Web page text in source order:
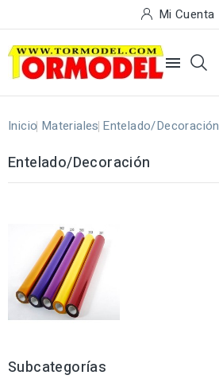
Mi Cuenta

Inicio Materiales Entelado/Decoración
Entelado/Decoración
Subcategorías